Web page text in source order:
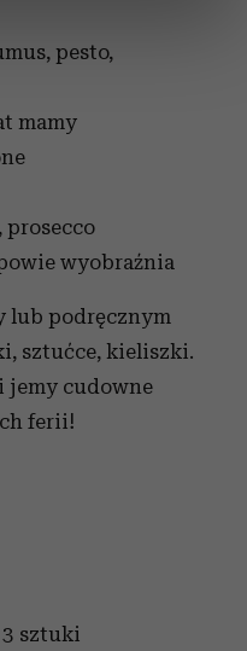
własne preferencje w
w dowolnej chwili.
treści
i
Informacje o tym, jak
partnerom
i analitycznym.
z innymi danymi
pesto,
mamy
prosecco
wyobraźnia
lub podręcznym
sztućce, kieliszki.
jemy cudowne
ferii!
3 sztuki